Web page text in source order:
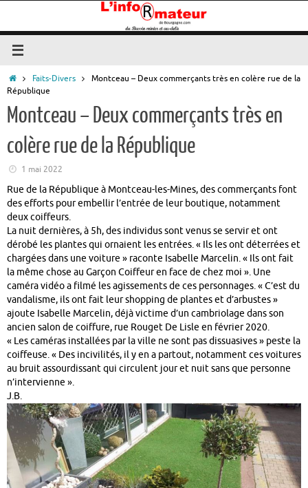
contenu
AccueilFaits-Divers
Montceau – Deux commerçants très en colère rue de la
République
Montceau – Deux commerçants très en
colère rue de la République
1 mai 2022
Rue de la République à Montceau-les-Mines, des commerçants font
des efforts pour embellir l’entrée de leur boutique, notamment
deux coiffeurs.
La nuit dernières, à 5h, des individus sont venus se servir et ont
dérobé les plantes qui ornaient les entrées. « Ils les ont déterrées et
chargées dans une voiture » raconte Isabelle Marcelin. « Ils ont fait
la même chose au Garçon Coiffeur en face de chez moi ». Une
caméra vidéo a filmé les agissements de ces personnages. « C’est du
vandalisme, ils ont fait leur shopping de plantes et d’arbustes »
ajoute Isabelle Marcelin, déjà victime d’un cambriolage dans son
ancien salon de coiffure, rue Rouget De Lisle en février 2020.
« Les caméras installées par la ville ne sont pas dissuasives » peste la
coiffeuse. « Des incivilités, il y en a partout, notamment ces voitures
au bruit assourdissant qui circulent jour et nuit sans que personne
n’intervienne ».
J.B.